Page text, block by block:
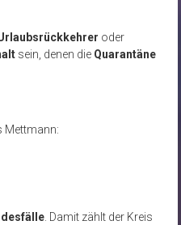
oder
sein, denen die Quarantäne
Mettmann:
. Damit zählt der Kreis